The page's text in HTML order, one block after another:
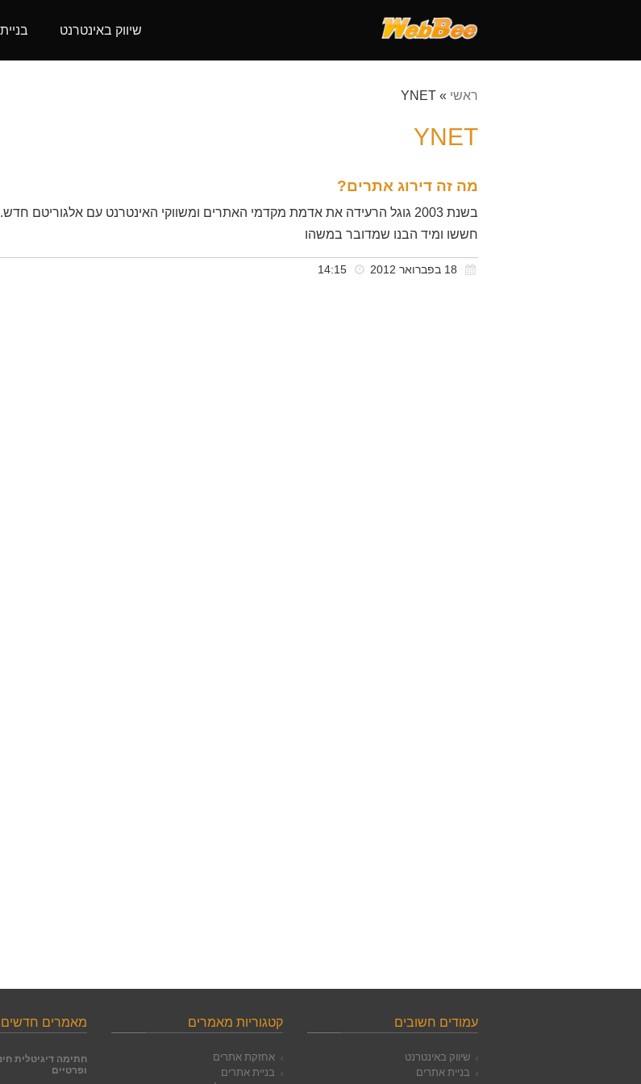
שיווק באינטרנט
ראשי »
YNET
YNET
מה זה דירוג אתרים?
בשנת 2003 גוגל הרעידה את אדמת מקדמי האתרים ומשווקי האינטרנט עם אלגוריטם
חששו ומיד הבנו שמדובר במשהו
עמודים חשובים
שיווק באינטרנט
בניית אתרים
קטגוריות מאמרים
אחזקת אתרים
בניית אתרים
מאמרים חדשים
חתימה דיגיטלית
ופרטיים